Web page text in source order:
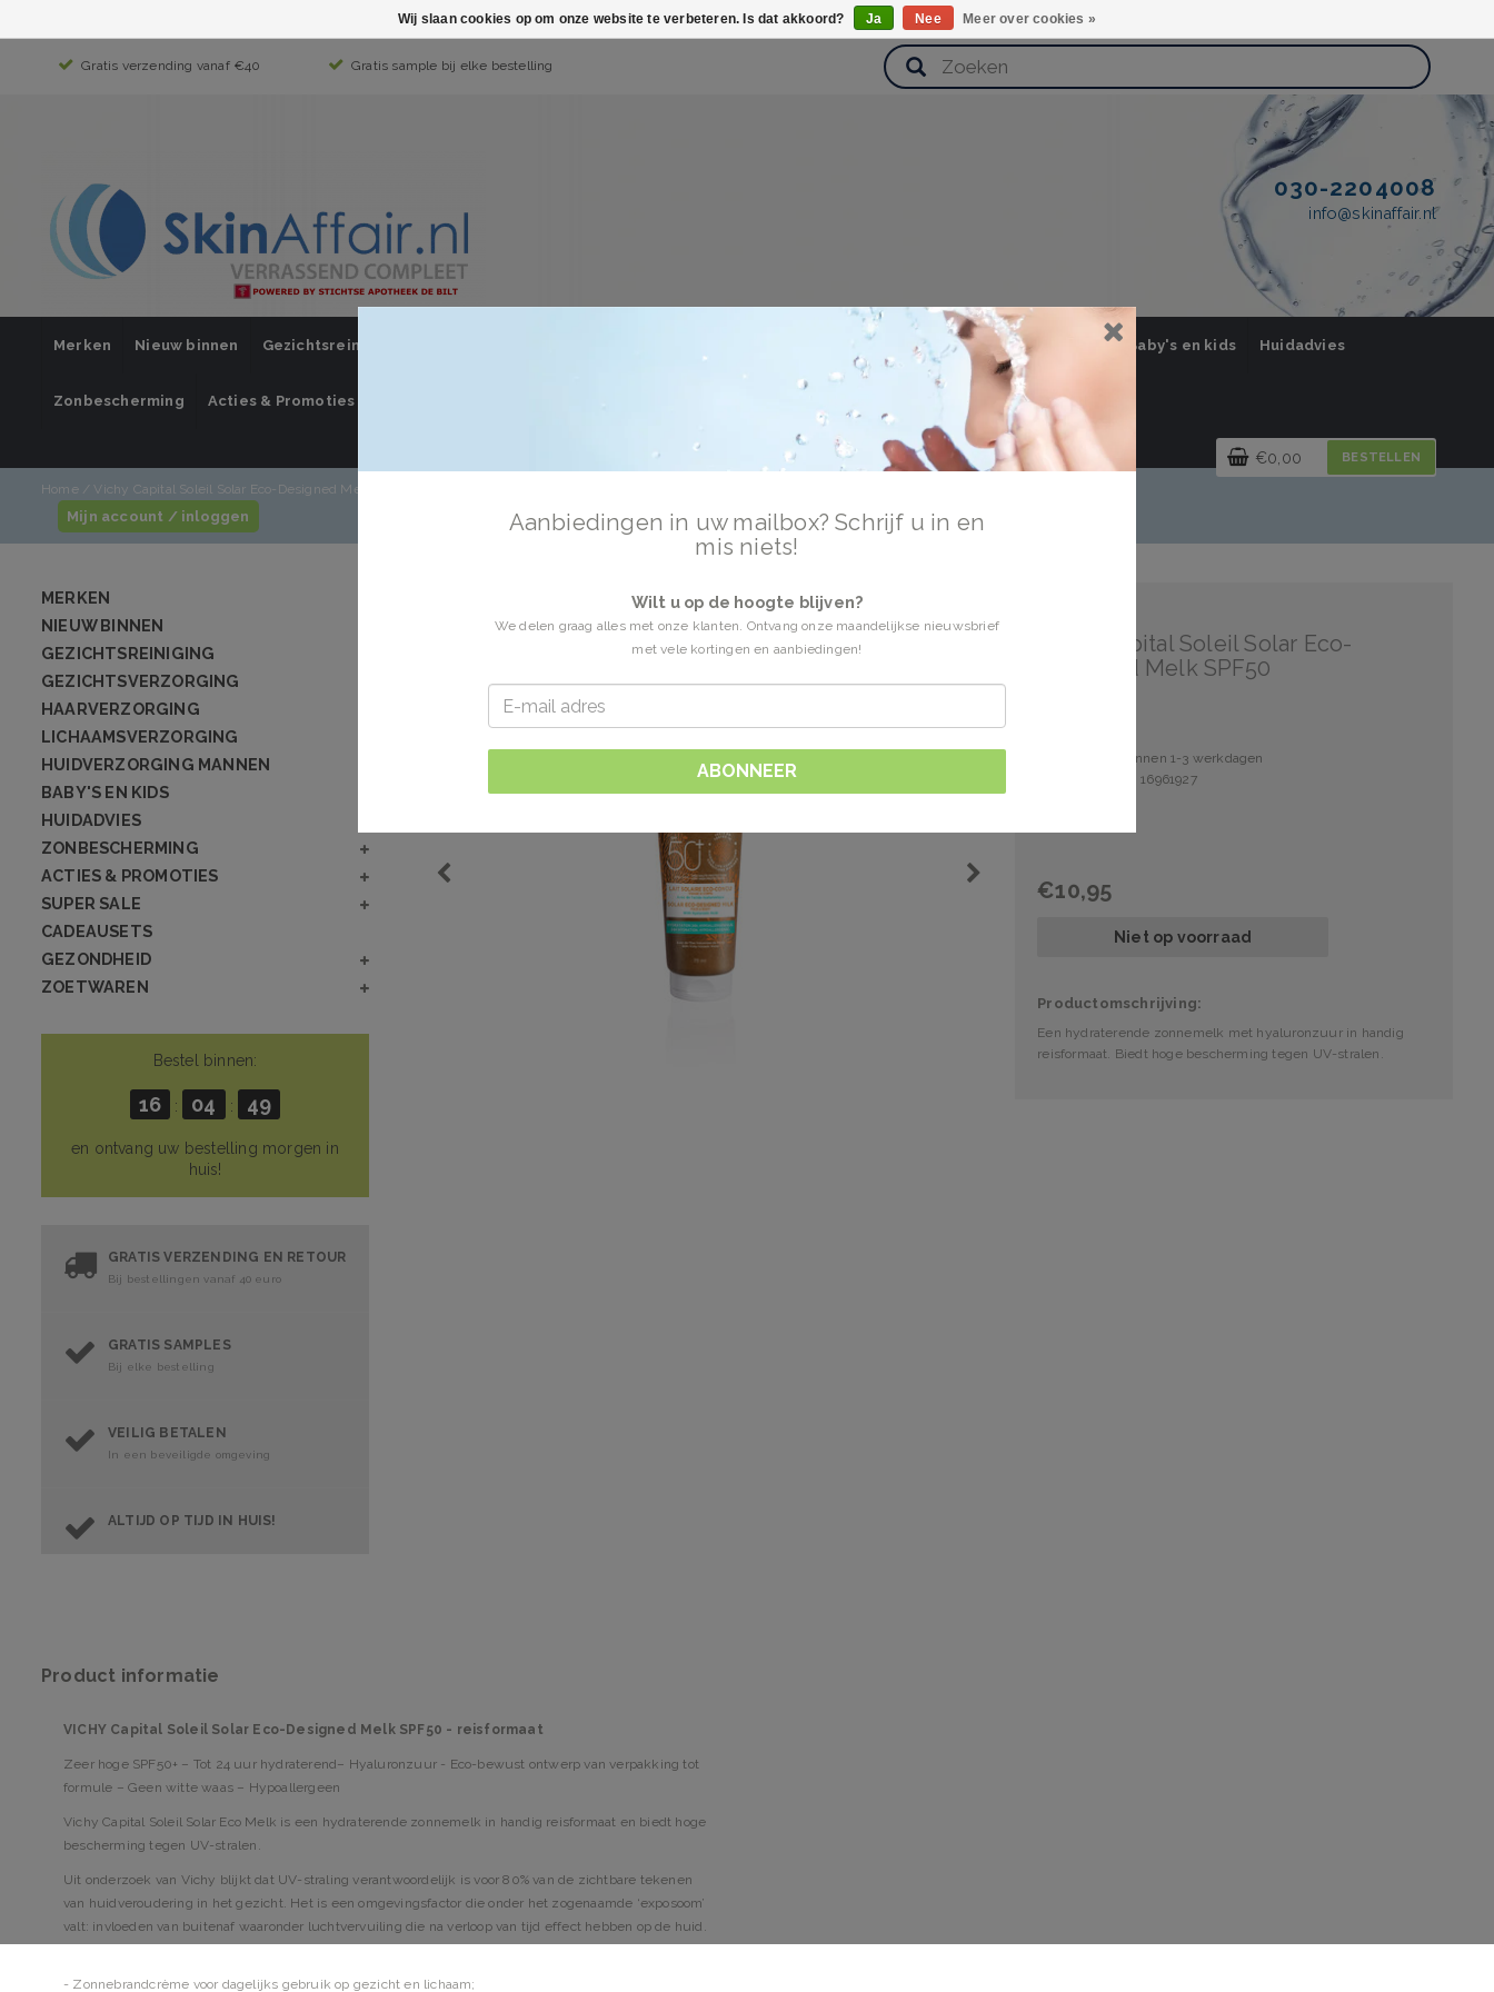
Gratis verzending vanaf €40 Gratis sample bij elke bestelling
030-2204008
info@skinaffair.nl
Merken Nieuw binnen Gezichtsreiniging Lichaamsverzorging Huidverzorging Mannen Baby's en kids Huidadvies
Zonbescherming Acties & Promoties
€0,00 BESTELLEN
Home/ Vichy Capital Soleil Solar Eco-Designed Melk SPF50
Mijn account / inloggen
MERKEN
NIEUW BINNEN
GEZICHTSREINIGING
GEZICHTSVERZORGING
HAARVERZORGING
LICHAAMSVERZORGING
HUIDVERZORGING MANNEN
BABY'S EN KIDS
HUIDADVIES
ZONBESCHERMING
ACTIES & PROMOTIES
SUPER SALE
CADEAUSETS
GEZONDHEID
ZOETWAREN
Bestel binnen:
16 : 04 : 49
en ontvang uw bestelling morgen in
huis!
GRATIS VERZENDING EN RETOUR
Bij bestellingen vanaf 40 euro
GRATIS SAMPLES
Bij elke bestelling
VEILIG BETALEN
In een beveiligde omgeving
ALTIJD OP TIJD IN HUIS!
Vichy Capital Soleil Solar Eco-
Designed Melk SPF50
Verzonden binnen 1-3 werkdagen
Artikelnummer: 16961927
€10,95
Niet op voorraad
Productomschrijving:
Een hydraterende zonnemelk met hyaluronzuur in handig
reisformaat. Biedt hoge bescherming tegen UV-stralen.
Product informatie
VICHY Capital Soleil Solar Eco-Designed Melk SPF50 - reisformaat
Zeer hoge SPF50+ – Tot 24 uur hydraterend– Hyaluronzuur - Eco-bewust ontwerp van verpakking tot
formule – Geen witte waas – Hypoallergeen
Vichy Capital Soleil Solar Eco Melk is een hydraterende zonnemelk in handig reisformaat en biedt hoge
bescherming tegen UV-stralen.
Uit onderzoek van Vichy blijkt dat UV-straling verantwoordelijk is voor 80% van de zichtbare tekenen
van huidveroudering in het gezicht. Het is een omgevingsfactor die onder het zogenaamde ‘exposoom’
valt: invloeden van buitenaf waaronder luchtvervuiling die na verloop van tijd effect hebben op de huid.
- Zonnebrandcrème voor dagelijks gebruik op gezicht en lichaam;
Aanbiedingen in uw mailbox? Schrijf u in en
mis niets!
Wilt u op de hoogte blijven?
We delen graag alles met onze klanten. Ontvang onze maandelijkse nieuwsbrief
met vele kortingen en aanbiedingen!
ABONNEER
Wij slaan cookies op om onze website te verbeteren. Is dat akkoord? Ja Nee Meer over cookies »